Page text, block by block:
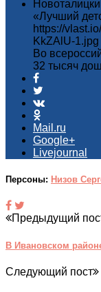
«Лучший
https://
KkZAlU-1.jpg
Во
32 тысяч
Mail.ru
Google+
Livejournal
Персоны: Низов
Предыдущий
В Ивановском
Следующий пост